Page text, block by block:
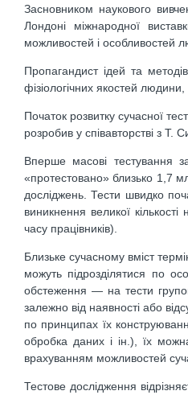
Засновником наукового
Лондоні міжнародної
можливостей і особливостей
Пропагандист ідей та
фізіологічних якостей
Початок розвитку сучасної
розробив у співавторстві з
Вперше масові тестування
«протестовано» близько 1,7
досліджень. Тести швидко
виникнення великої
часу працівників).
Близьке сучасному вміст
можуть підрозділятися по
обстеження — на тести
залежно від наявності або
по принципах їх
обробка даних і ін.), їх
врахуванням можливостей
Тестове дослідження